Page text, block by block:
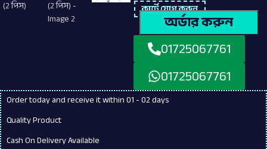
কার্টে যোগ করুন
অর্ডার করুন
01725067761
01725067761
Order today and receive it within 01 - 02 days
Quality Product
Cash On Delivery Available